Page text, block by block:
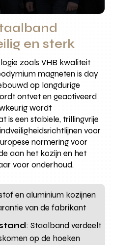
en sterk
zoals VHB kwaliteit
magneten is day
op langdurige
ontvet en geactiveerd
wordt
is een stabiele, trillingvrije
voor
normering voor
aan het kozijn en het
voor onderhoud.
en aluminium kozijnen
van de fabrikant
: Staalband verdeelt
op de hoeken